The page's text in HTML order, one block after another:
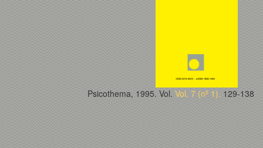
Psicothema, 1995. Vol. Vol. 7 (nº 1). 129-138